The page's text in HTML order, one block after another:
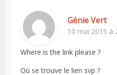
Génie Vert
10 mai 2015 à
Where is the link please ?
Où se trouve le lien svp ?